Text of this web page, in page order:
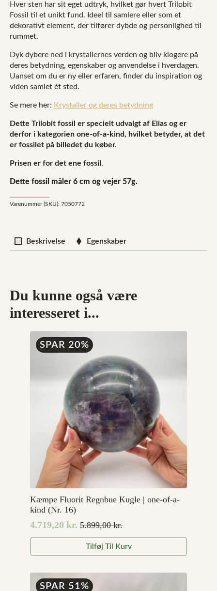
Hver sten har sit eget udtryk, hvilket gør hvert Trilobit
Fossil til et unikt fund. Ideel til samlere eller som et
dekorativt element, der tilfører dybde og personlighed til
rummet.
Dyk dybere ned i krystallernes verden og bliv klogere på
deres betydning, egenskaber og anvendelse i hverdagen.
Uanset om du er ny eller erfaren, finder du inspiration og
viden samlet ét sted.
Se mere her: Krystaller og deres betydning
Dette Trilobit fossil er specielt udvalgt af Elias og er
derfor i kategorien one-of-a-kind, hvilket betyder, at det
er fossilet på billedet du køber.
Prisen er for det ene fossil.
Dette fossil måler 6 cm og vejer 57g.
Varenummer (SKU): 7050772
Beskrivelse Egenskaber
Du kunne også være
interesseret i...
SPAR 20%
Kæmpe Fluorit Regnbue Kugle | one-of-a-
kind (Nr. 16)
5.899,00kr.
Den
oprindelige
pris
5.899,00 kr..
4.719,20 kr.
Den
aktuelle
pris
4.719,20 kr..
Tilføj Til Kurv
SPAR 51%